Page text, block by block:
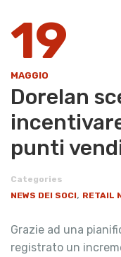
19
MAGGIO
Dorelan
punti
Categories
NEWS DEI SOCI, RETAIL
Grazie ad una
registrato un